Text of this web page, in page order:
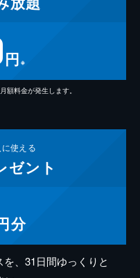
円 ※
額料金が発生します。
使える
ゼント
分
、31日間ゆっくりと